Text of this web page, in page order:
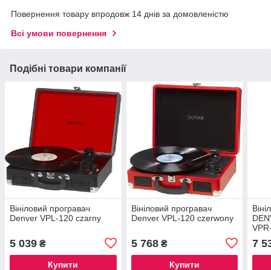
Повернення товару впродовж 14 днів за домовленістю
Всі умови повернення
Подібні товари компанії
Вініловий програвач
Denver VPL-120 czarny
5 039 ₴
Купити
Вініловий програвач
Denver VPL-120 czerwony
5 768₴
Купити
7